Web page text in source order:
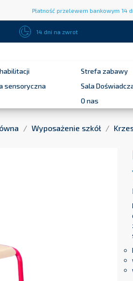
Płatność przelewem bankowym 14
14 dni na zwrot
Strefa zabawy
sensoryczna
Sala
O nas
Wyposażenie szkół